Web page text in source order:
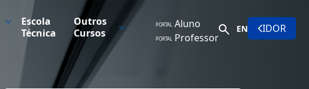
Escola
Técnica
Outros
Cursos
PORTAL Aluno
PORTAL Professor
EN IDOR